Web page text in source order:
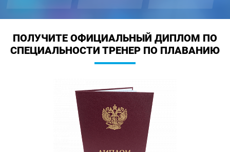
ПОЛУЧИТЕ ОФИЦИАЛЬНЫЙ ДИПЛОМ ПО
СПЕЦИАЛЬНОСТИ ТРЕНЕР ПО ПЛАВАНИЮ